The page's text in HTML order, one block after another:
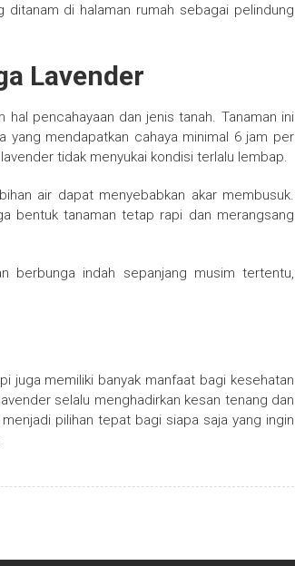
di halaman rumah sebagai pelindung
Lavender
pencahayaan dan jenis tanah. Tanaman ini
yang mendapatkan cahaya minimal 6 jam per
tidak menyukai kondisi terlalu lembap.
air dapat menyebabkan akar membusuk.
bentuk tanaman tetap rapi dan merangsang
berbunga indah sepanjang musim tertentu,
juga memiliki banyak manfaat bagi kesehatan
selalu menghadirkan kesan tenang dan
pilihan tepat bagi siapa saja yang ingin